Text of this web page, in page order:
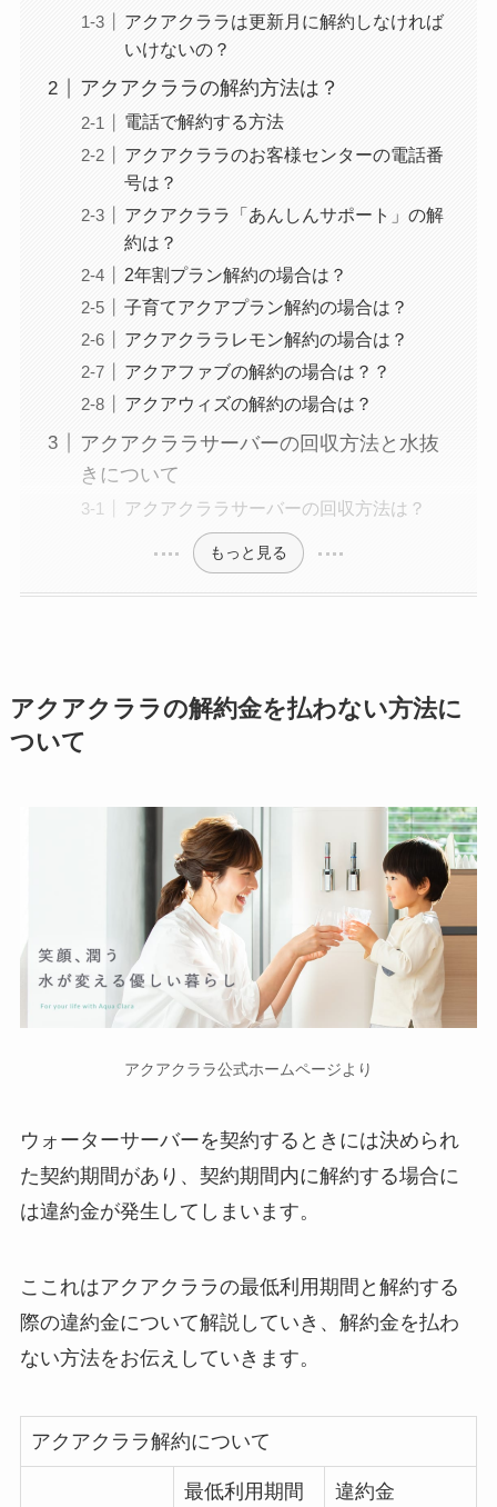
アクアクララは更新月に解約しなければ
いけないの？
アクアクララの解約方法は？
電話で解約する方法
アクアクララのお客様センターの電話番
号は？
アクアクララ「あんしんサポート」の解
約は？
2年割プラン解約の場合は？
子育てアクアプラン解約の場合は？
アクアクララレモン解約の場合は？
アクアファブの解約の場合は？？
アクアウィズの解約の場合は？
アクアクララサーバーの回収方法と水抜
きについて
アクアクララサーバーの回収方法は？
もっと見る
アクアクララの解約金を払わない方法に
ついて
アクアクララ公式ホームページより
ウォーターサーバーを契約するときには決められ
た契約期間があり、契約期間内に解約する場合に
は違約金が発生してしまいます。
ここれはアクアクララの最低利用期間と解約する
際の違約金について解説していき、解約金を払わ
ない方法をお伝えしていきます。
アクアクララ解約について
最低利用期間 違約金